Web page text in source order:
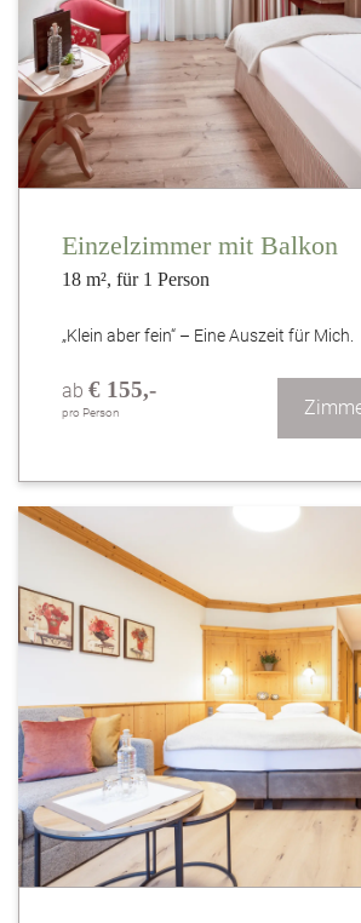
Einzelzimmer mit Balkon
18 m², für 1 Person
„Klein aber fein“ – Eine Auszeit für Mich.
ab € 155,-
pro Person